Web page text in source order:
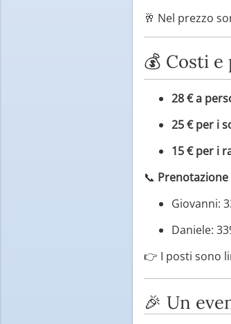
🥂 Nel prezzo
💰 Costi
28 € a
25 € per i
15 € per i
📞
Giovanni:
Daniele:
👉 I posti sono
🎉 Un